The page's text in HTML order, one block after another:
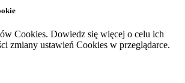
Cookies. Dowiedz się więcej o celu ich
zmiany ustawień Cookies w przeglądarce.